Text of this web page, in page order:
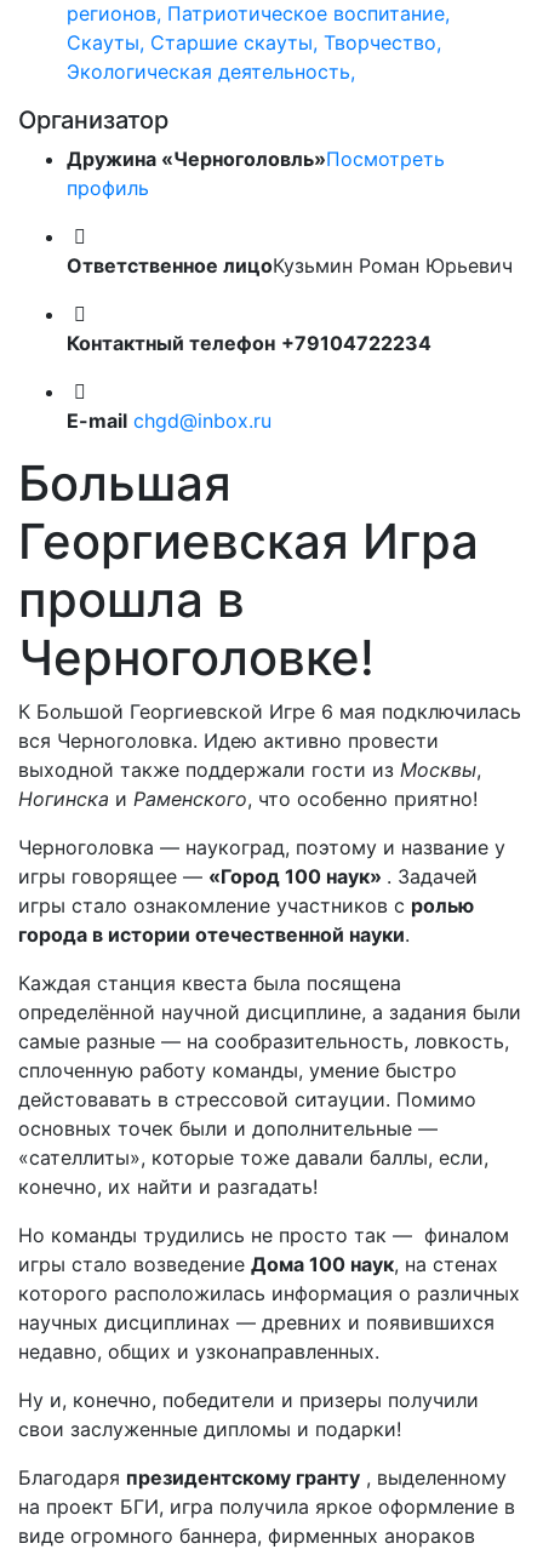
регионов, Патриотическое воспитание,
Скауты, Старшие скауты, Творчество,
Экологическая деятельность,
Организатор
Дружина «Черноголовль»Посмотреть
профиль
Ответственное лицоКузьмин Роман Юрьевич
Контактный телефон +79104722234
E-mail chgd@inbox.ru
Большая
Георгиевская Игра
прошла в
Черноголовке!
К Большой Георгиевской Игре 6 мая подключилась
вся Черноголовка. Идею активно провести
выходной также поддержали гости из Москвы,
Ногинска и Раменского, что особенно приятно!
Черноголовка — наукоград, поэтому и название у
игры говорящее — «Город 100 наук» . Задачей
игры стало ознакомление участников с ролью
города в истории отечественной науки.
Каждая станция квеста была посящена
определённой научной дисциплине, а задания были
самые разные — на сообразительность, ловкость,
сплоченную работу команды, умение быстро
дейстовавать в стрессовой ситауции. Помимо
основных точек были и дополнительные —
«сателлиты», которые тоже давали баллы, если,
конечно, их найти и разгадать!
Но команды трудились не просто так — финалом
игры стало возведение Дома 100 наук, на стенах
которого расположилась информация о различных
научных дисциплинах — древних и появившихся
недавно, общих и узконаправленных.
Ну и, конечно, победители и призеры получили
свои заслуженные дипломы и подарки!
Благодаря президентскому гранту , выделенному
на проект БГИ, игра получила яркое оформление в
виде огромного баннера, фирменных анораков